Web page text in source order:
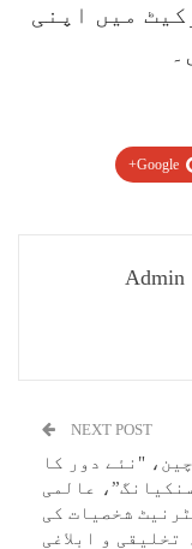
میں اپنی
Google+
Admin
NEXT POST
چین، "نئے دور کا
عالمی
شخصیات کی
تخلیقی و ابلاغی